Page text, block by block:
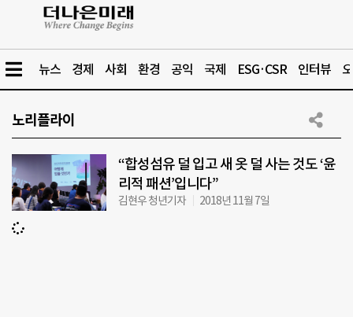
뉴스 경제 사회 환경 공익 국제 ESG·CSR 인터뷰
노리플라이
“합성섬유 덜 입고 새 옷 덜 사는 것도 ‘윤
리적 패션’입니다”
김현우 청년기자 2018년 11월 7일